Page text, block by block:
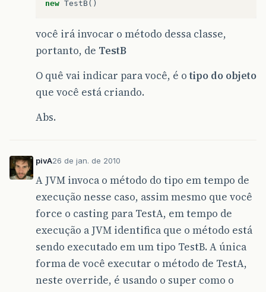
new TestB()
você irá invocar o método dessa classe,
portanto, de TestB
O quê vai indicar para você, é otipo do objeto
que você está criando.
Abs.
pivA26 de jan. de 2010
A JVM invoca o método do tipo em tempo de
execução nesse caso, assim mesmo que você
force o casting para TestA, em tempo de
execução a JVM identifica que o método está
sendo executado em um tipo TestB. A única
forma de você executar o método de TestA,
neste override, é usando o super como o